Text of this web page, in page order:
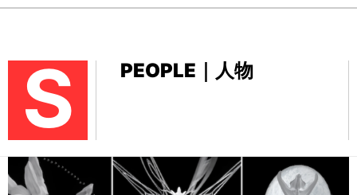
S PEOPLE｜人物